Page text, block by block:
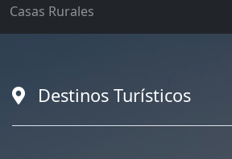
Casas Rurales
Destinos Turísticos